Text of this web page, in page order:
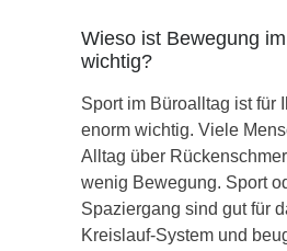
Wieso ist Bewegung
wichtig?
Sport im Büroalltag ist für
enorm wichtig. Viele
Alltag über
wenig Bewegung. Sport
Spaziergang sind gut für
Kreislauf-System und